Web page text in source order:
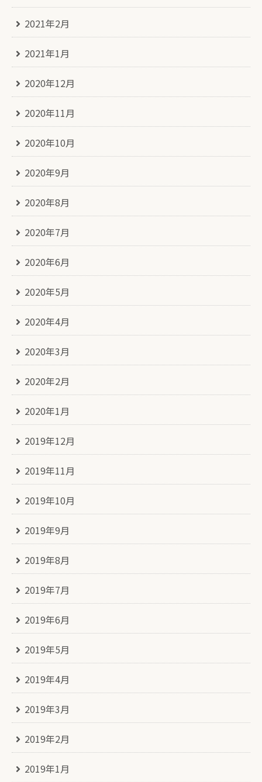
2021年2月
2021年1月
2020年12月
2020年11月
2020年10月
2020年9月
2020年8月
2020年7月
2020年6月
2020年5月
2020年4月
2020年3月
2020年2月
2020年1月
2019年12月
2019年11月
2019年10月
2019年9月
2019年8月
2019年7月
2019年6月
2019年5月
2019年4月
2019年3月
2019年2月
2019年1月